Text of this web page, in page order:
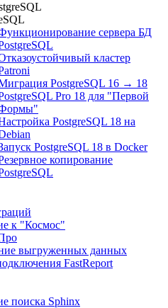
сервера БД
кластер
PostgreSQL 16 → 18
Pro 18 для "Первой
PostgreSQL 18 на
PostgreSQL 18 в Docker
копирование
к "Космос"
выгруженных данных
FastReport
поиска Sphinx